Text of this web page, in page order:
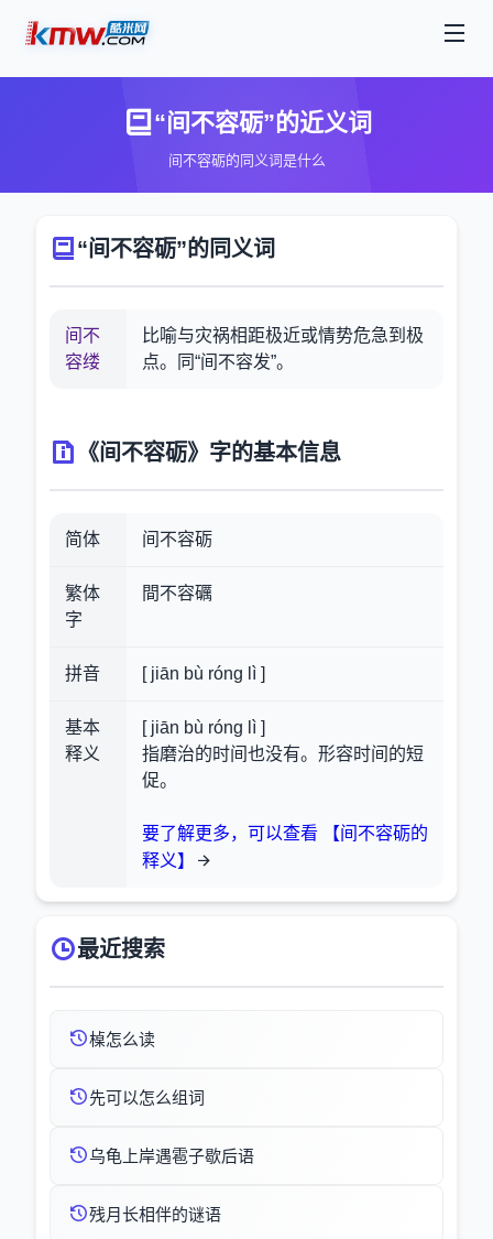
“间不容砺”的近义词
间不容砺的同义词是什么
“间不容砺”的同义词
间不
容缕
比喻与灾祸相距极近或情势危急到极
点。同“间不容发”。
《间不容砺》字的基本信息
简体 间不容砺
繁体
字
間不容礪
拼音 [ jiān bù róng lì ]
基本
释义
[ jiān bù róng lì ]
指磨治的时间也没有。形容时间的短
促。
要了解更多，可以查看 【间不容砺的
释义】
最近搜索
槕怎么读
先可以怎么组词
乌龟上岸遇雹子歇后语
残月长相伴的谜语